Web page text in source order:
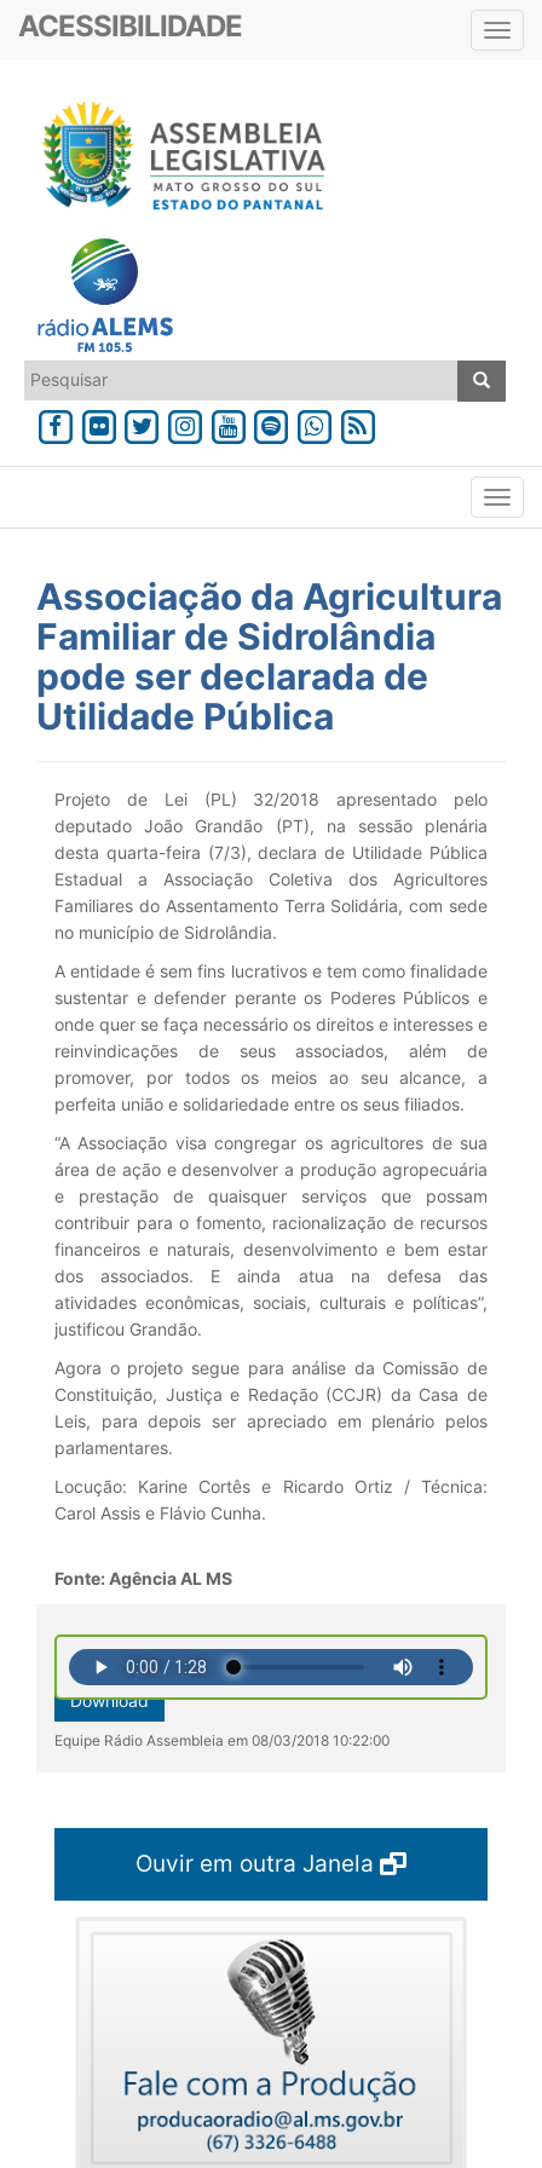
ACESSIBILIDADE
Associação da Agricultura
Familiar de Sidrolândia
pode ser declarada de
Utilidade Pública
Projeto de Lei (PL) 32/2018 apresentado pelo
deputado João Grandão (PT), na sessão plenária
desta quarta-feira (7/3), declara de Utilidade Pública
Estadual a Associação Coletiva dos Agricultores
Familiares do Assentamento Terra Solidária, com sede
no município de Sidrolândia.
A entidade é sem fins lucrativos e tem como finalidade
sustentar e defender perante os Poderes Públicos e
onde quer se faça necessário os direitos e interesses e
reinvindicações de seus associados, além de
promover, por todos os meios ao seu alcance, a
perfeita união e solidariedade entre os seus filiados.
“A Associação visa congregar os agricultores de sua
área de ação e desenvolver a produção agropecuária
e prestação de quaisquer serviços que possam
contribuir para o fomento, racionalização de recursos
financeiros e naturais, desenvolvimento e bem estar
dos associados. E ainda atua na defesa das
atividades econômicas, sociais, culturais e políticas”,
justificou Grandão.
Agora o projeto segue para análise da Comissão de
Constituição, Justiça e Redação (CCJR) da Casa de
Leis, para depois ser apreciado em plenário pelos
parlamentares.
Locução: Karine Cortês e Ricardo Ortiz / Técnica:
Carol Assis e Flávio Cunha.
Fonte: Agência AL MS
Download
Equipe Rádio Assembleia em 08/03/2018 10:22:00
Ouvir em outra Janela